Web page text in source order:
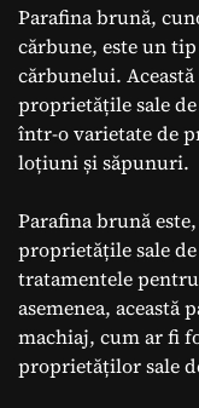
Parafina brună,
cărbune, este un
cărbunelui.
proprietățile sale
într-o varietate de
loțiuni și săpunuri.
Parafina brună
proprietățile sale
tratamentele
asemenea, această
machiaj, cum ar fi
proprietăților sale